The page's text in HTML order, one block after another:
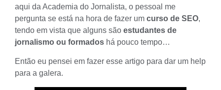
aqui da Academia do Jornalista, o pessoal me
pergunta se está na hora de fazer um curso de SEO,
tendo em vista que alguns são estudantes de
jornalismo ou formados há pouco tempo…
Então eu pensei em fazer esse artigo para dar um help
para a galera.